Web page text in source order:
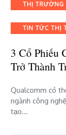
THỊ TRƯỜNG
TIN TỨC THỊ
3 Cổ Phiếu
Trở Thành
Qualcomm có
ngành công
tạo…